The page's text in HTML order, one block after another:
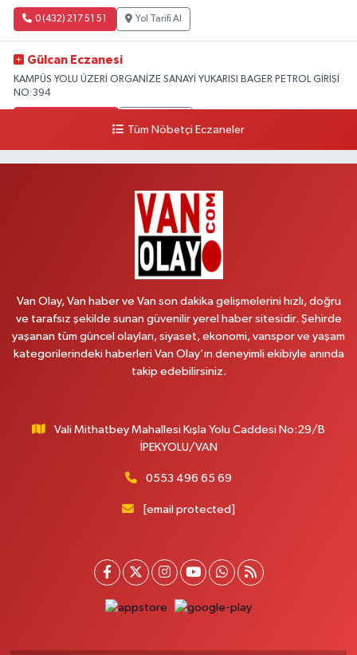
0 (432) 217 51 51 Yol Tarifi Al
Gülcan Eczanesi
KAMPÜS YOLU ÜZERİ ORGANİZE SANAYİ YUKARISI BAGER PETROL GİRİŞİ
NO:394
HEKİM HASTANESİ ACİL KARŞISI
Yol Tarifi Al
MAHMUDİYE MAH.ATATÜRK CAD.NO:17B
0 (531) 621 69 65 Yol Tarifi Al
Onay Eczanesi
Yenı Derman Eczanesi
Akdamar Hastanesi Acil yanı. İpekyolu. Hatuniye mahallesi terzioğlu, Eski
Yol Tarifi Al
Hayat Eczanesi
Kışla Mah.Çınarlı Cad.1038 Sk.No:93 3-4
0 (432) 354 37 36 Yol Tarifi Al
Tüm Nöbetçi Eczaneler
Van Olay, Van haber ve Van son dakika gelişmelerini hızlı, doğru
ve tarafsız şekilde sunan güvenilir yerel haber sitesidir. Şehirde
yaşanan tüm güncel olayları, siyaset, ekonomi, vanspor ve yaşam
kategorilerindeki haberleri Van Olay’ın deneyimli ekibiyle anında
takip edebilirsiniz.
Vali Mithatbey Mahallesi Kışla Yolu Caddesi No:29/B
İPEKYOLU/VAN
0553 496 65 69
[email protected]